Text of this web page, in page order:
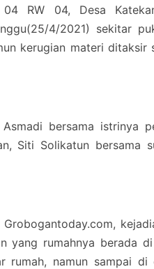
RW 04, Desa
4/2021) sekitar
kerugian materi ditaksir
bersama istrinya
Siti Solikatun bersama
yang rumahnya berada
rumah, namun sampai di